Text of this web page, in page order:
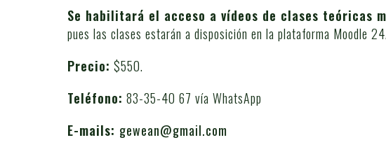
Se habilitará el acceso a vídeos de clases teóricas
pues las clases estarán a disposición en la plataforma Moodle
Precio: $550.
Teléfono: 83-35-40 67 vía WhatsApp
E-mails: gewean@gmail.com